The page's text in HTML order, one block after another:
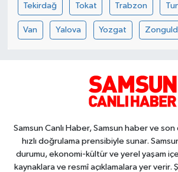
Tekirdağ Tokat Trabzon
Van Yalova Yozgat
Samsun Canlı Haber, Samsun haber ve
hızlı doğrulama prensibiyle sunar.
durumu, ekonomi-kültür ve yerel yaşam
kaynaklara ve resmî açıklamalara yer verir.